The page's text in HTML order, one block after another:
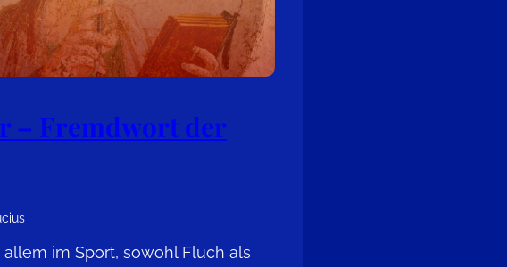
– Fremdwort der
allem im Sport, sowohl Fluch als